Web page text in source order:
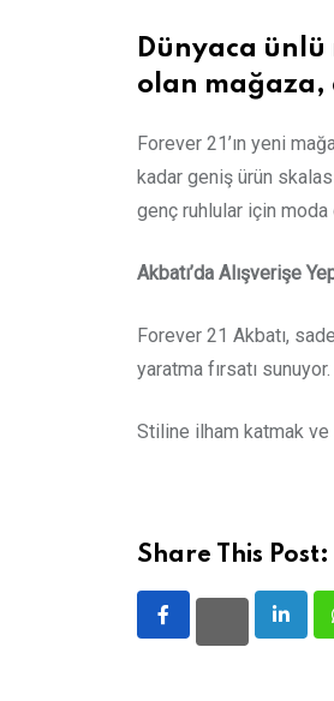
Dünyaca ünlü
olan mağaza,
Forever 21’ın yeni
kadar geniş ürün
genç ruhlular için
Akbatı’da Alışverişe
Forever 21 Akbatı,
yaratma fırsatı sunuyor.
Stiline ilham katmak ve
Share This Post: